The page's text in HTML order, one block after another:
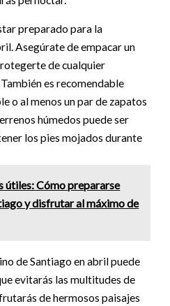
preparado para la
Asegúrate de empacar un
de cualquier
es recomendable
o al menos un par de zapatos
húmedos puede ser
los pies mojados durante
útiles: Cómo prepararse
y disfrutar al máximo de
de Santiago en abril puede
evitarás las multitudes de
de hermosos paisajes